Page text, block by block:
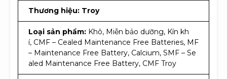
Thương hiệu: Troy
Loại sản phẩm: Khô, Miễn bảo dưỡng, Kín kh
í, CMF – Cealed Maintenance Free Batteries, MF
– Maintenance Free Battery, Calcium, SMF – Se
aled Maintenance Free Battery, CMF Troy